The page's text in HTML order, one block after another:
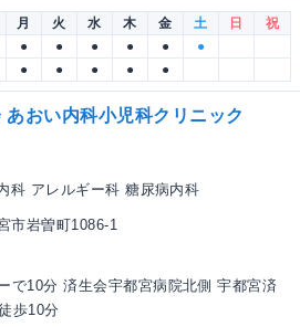
月 火 水 木 金 土 日
祝
● ● ● ● ●
●
● ● ● ● ●
あおい内科小児科クリニック
科 アレルギー科 糖尿病内科
市岩曽町1086-1
で10分 済生会宇都宮病院北側 宇都宮済
歩10分